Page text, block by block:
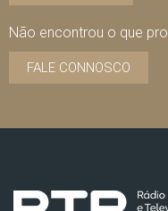
Não encontrou o que
FALE CONNOSCO